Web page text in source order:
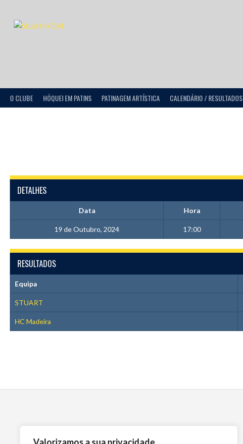
O CLUBE HÓQUEI EM PATINS PATINAGEM ARTÍSTICA CALENDÁRIO / RESULTADOS
DETALHES
Data Hora
19 de Outubro, 2024 17:00
RESULTADOS
Equipa
STUART
HC Madeira